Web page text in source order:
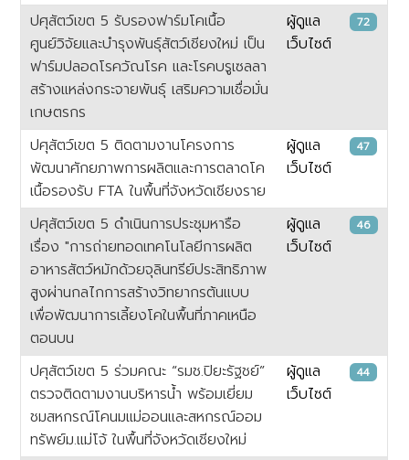
ปศุสัตว์เขต 5 รับรองฟาร์มโคเนื้อ
ศูนย์วิจัยและบำรุงพันธุ์สัตว์เชียงใหม่ เป็น
ฟาร์มปลอดโรควัณโรค และโรคบรูเซลลา
สร้างแหล่งกระจายพันธุ์ เสริมความเชื่อมั่น
เกษตรกร
ผู้ดูแล
เว็บไซต์
72
ปศุสัตว์เขต 5 ติดตามงานโครงการ
พัฒนาศักยภาพการผลิตและการตลาดโค
เนื้อรองรับ FTA ในพื้นที่จังหวัดเชียงราย
ผู้ดูแล
เว็บไซต์
47
ปศุสัตว์เขต 5 ดำเนินการประชุมหารือ
เรื่อง "การถ่ายทอดเทคโนโลยีการผลิต
อาหารสัตว์หมักด้วยจุลินทรีย์ประสิทธิภาพ
สูงผ่านกลไกการสร้างวิทยากรต้นแบบ
เพื่อพัฒนาการเลี้ยงโคในพื้นที่ภาคเหนือ
ตอนบน
ผู้ดูแล
เว็บไซต์
46
ปศุสัตว์เขต 5 ร่วมคณะ “รมช.ปิยะรัฐชย์”
ตรวจติดตามงานบริหารน้ำ พร้อมเยี่ยม
ชมสหกรณ์โคนมแม่ออนและสหกรณ์ออม
ทรัพย์ม.แม่โจ้ ในพื้นที่จังหวัดเชียงใหม่
ผู้ดูแล
เว็บไซต์
44